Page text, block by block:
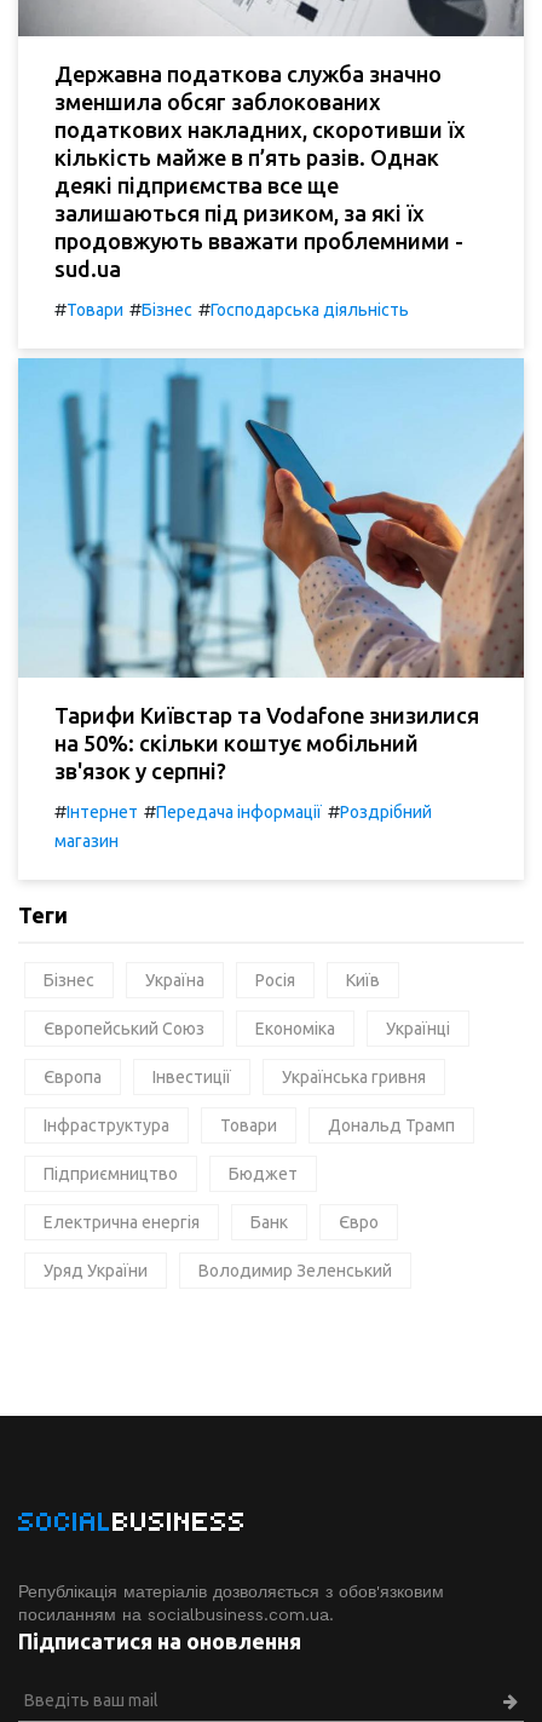
Державна податкова служба значно
зменшила обсяг заблокованих
податкових накладних, скоротивши їх
кількість майже в п’ять разів. Однак
деякі підприємства все ще
залишаються під ризиком, за які їх
продовжують вважати проблемними -
sud.ua
#Товари #Бізнес #Господарська діяльність
Тарифи Київстар та Vodafone знизилися
на 50%: скільки коштує мобільний
зв'язок у серпні?
#Інтернет #Передача інформації #Роздрібний
магазин
Теги
Бізнес Україна Росія Київ
Європейський Союз Економіка Українці
Європа Інвестиції Українська гривня
Інфраструктура Товари Дональд Трамп
Підприємництво Бюджет
Електрична енергія Банк Євро
Уряд України Володимир Зеленський
SOCIALBUSINESS
Републікація матеріалів дозволяється з обов'язковим
посиланням на socialbusiness.com.ua.
Підписатися на оновлення